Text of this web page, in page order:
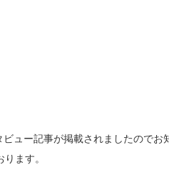
ュー記事が掲載されましたのでお
ます。